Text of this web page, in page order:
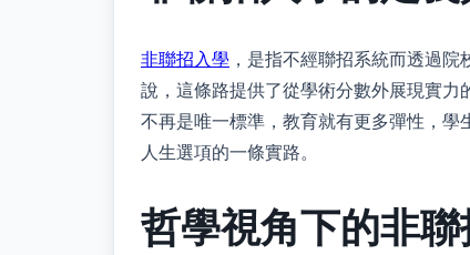
非聯招入學 ，是指不經聯招系統而透過
說，這條路提供了從學術分數外展現實
不再是唯一標準，教育就有更多彈性，
人生選項的一條實路。
哲學視角下的非